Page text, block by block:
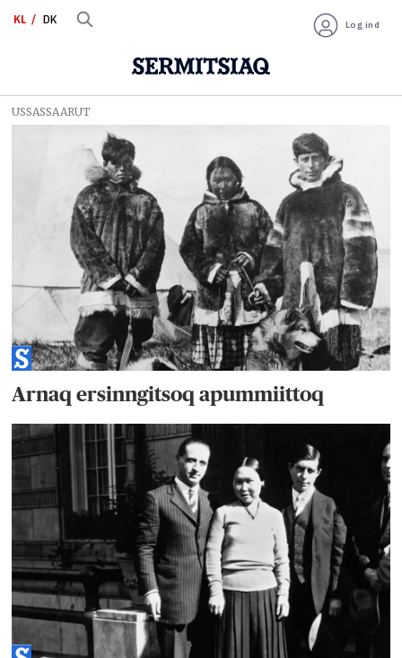
KL DK Log ind
Tag:
kirsten
hastrup
USSASSAARUT
Arnaq ersinngitsoq apummiittoq